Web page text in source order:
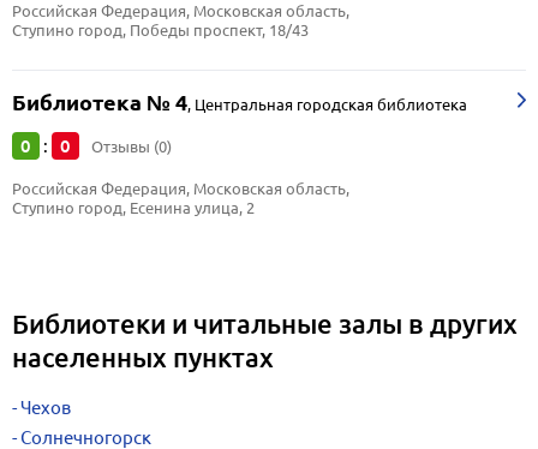
Российская Федерация, Московская область,
Ступино город, Победы проспект, 18/43
Библиотека № 4, Центральная городская библиотека
0 : 0 Отзывы (0)
Российская Федерация, Московская область,
Ступино город, Есенина улица, 2
Библиотеки и читальные залы в других
населенных пунктах
Чехов
Солнечногорск